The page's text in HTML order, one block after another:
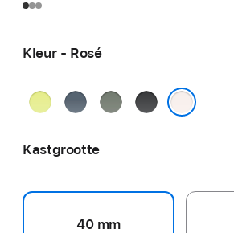
Kleur - Rosé
NeongeelAnkerblauw
Groengrijs
Zwart
Kastgrootte
40 mm